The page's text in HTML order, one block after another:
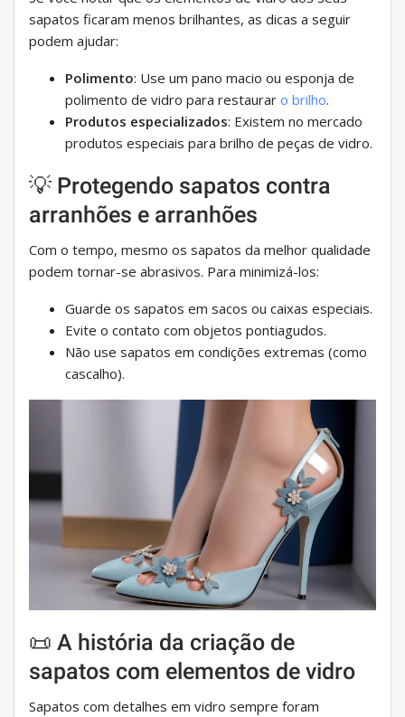
sapatos ficaram menos brilhantes, as dicas a seguir
podem ajudar:
Polimento: Use um pano macio ou esponja de
polimento de vidro para restaurar o brilho.
Produtos especializados: Existem no mercado
produtos especiais para brilho de peças de vidro.
💡 Protegendo sapatos contra
arranhões e arranhões
Com o tempo, mesmo os sapatos da melhor qualidade
podem tornar-se abrasivos. Para minimizá-los:
Guarde os sapatos em sacos ou caixas especiais.
Evite o contato com objetos pontiagudos.
Não use sapatos em condições extremas (como
cascalho).
📜 A história da criação de
sapatos com elementos de vidro
Sapatos com detalhes em vidro sempre foram